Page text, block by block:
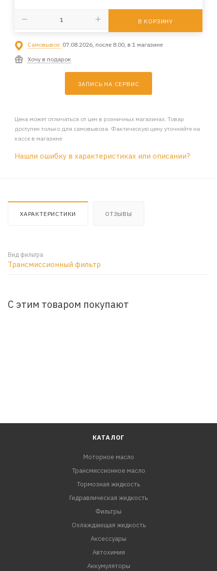
В КОРЗИНУ
Самовывоз: 07.08.2026, после 8:00, в 1 магазине
Хочу в подарок
ЗАПИСЬ НА СЕРВИС
Цена может отличаться от цен в розничных магазинах. Товар
доступен только для самовывоза. Фактическую цену уточняйте на
кассе в магазине
Нашли ошибку в характеристиках или описании?
ХАРАКТЕРИСТИКИ ОТЗЫВЫ
Вид фильтра
Трансмиссионный фильтр
С этим товаром покупают
КАТАЛОГ
Моторное масло
Трансмиссионное масло
Тормозная жидкость
Гидравлическая жидкость
Фильтры
Охлаждающая жидкость
Аксессуары
Автохимия
Аккумуляторы